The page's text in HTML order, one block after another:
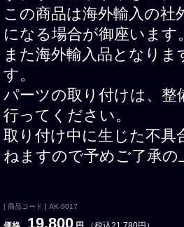
この商品は海外輸入の
になる場合が御座います
また海外輸入品となり
す。
パーツの取り付けは、整
行ってください。
取り付け中に生じた不具
ねますので予めご了承
[ 商品コード ] AK-9017
19,800